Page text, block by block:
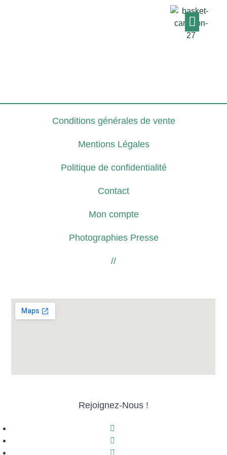
Conditions générales de vente
Mentions Légales
Politique de confidentialité
Contact
Mon compte
Photographies Presse
//
Rejoignez-Nous !